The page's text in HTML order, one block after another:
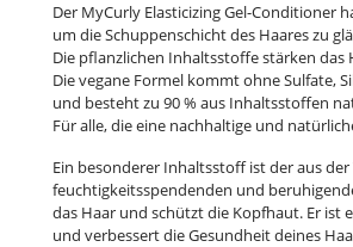
Der MyCurly Elasticizing Gel-Conditioner
um die Schuppenschicht des Haares zu
Die pflanzlichen Inhaltsstoffe stärken
Die vegane Formel kommt ohne Sulfate,
und besteht zu 90 % aus Inhaltsstoffen
Für alle, die eine nachhaltige und
Ein besonderer Inhaltsstoff ist der aus
feuchtigkeitsspendenden und
das Haar und schützt die Kopfhaut. Er
und verbessert die Gesundheit deines